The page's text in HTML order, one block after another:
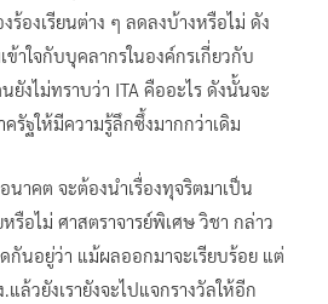
ร้องเรียนต่าง ๆ ลดลงบ้างหรือไม่ ดัง
าใจกับบุคลากรในองค์กรเกี่ยวกับ
ยังไม่ทราบว่า ITA คืออะไร ดังนั้นจะ
รัฐให้มีความรู้ลึกซึ้งมากกว่าเดิม
าคต จะต้องนำเรื่องทุจริตมาเป็น
รือไม่ ศาสตราจารย์พิเศษ วิชา กล่าว
กันอยู่ว่า แม้ผลออกมาจะเรียบร้อย แต่
ล้วยังเรายังจะไปแจกรางวัลให้อีก